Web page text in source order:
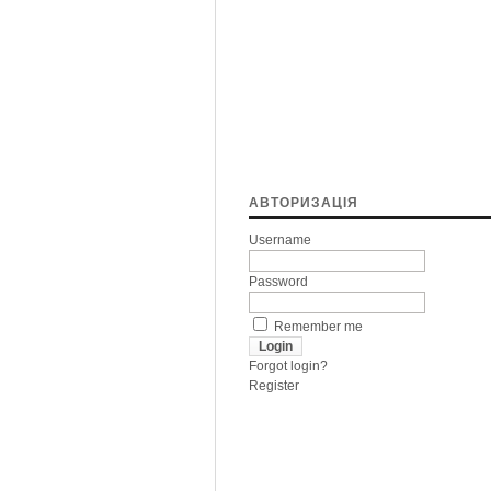
АВТОРИЗАЦІЯ
Username
Password
Remember me
Forgot login?
Register